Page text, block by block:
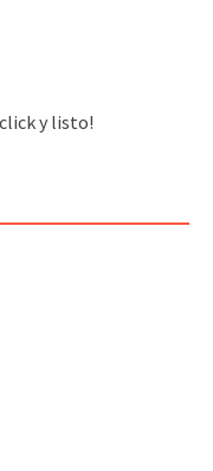
y listo!